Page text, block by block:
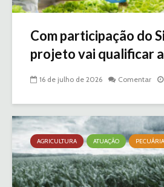
Com participação do
projeto vai qualificar
16 de julho de 2026 Comentar
AGRICULTURA ATUAÇÃO PECUÁRIA